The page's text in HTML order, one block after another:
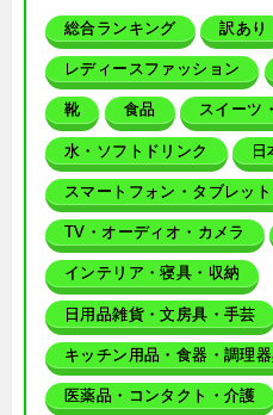
総合ランキング 訳あり
レディースファッション
靴 食品 スイーツ
水・ソフトドリンク 日
スマートフォン・タブレット
TV・オーディオ・カメラ
インテリア・寝具・収納
日用品雑貨・文房具・手芸
キッチン用品・食器・調理
医薬品・コンタクト・介護